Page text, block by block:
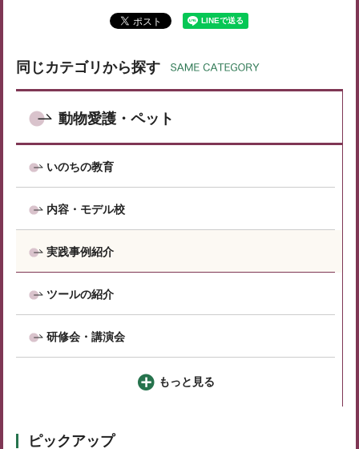
同じカテゴリから探す
動物愛護・ペット
いのちの教育
内容・モデル校
実践事例紹介
ツールの紹介
研修会・講演会
もっと見る
ピックアップ